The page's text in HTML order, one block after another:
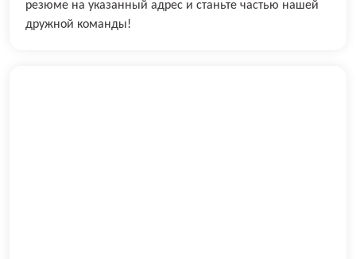
резюме на указанный адрес и станьте частью нашей
дружной команды!